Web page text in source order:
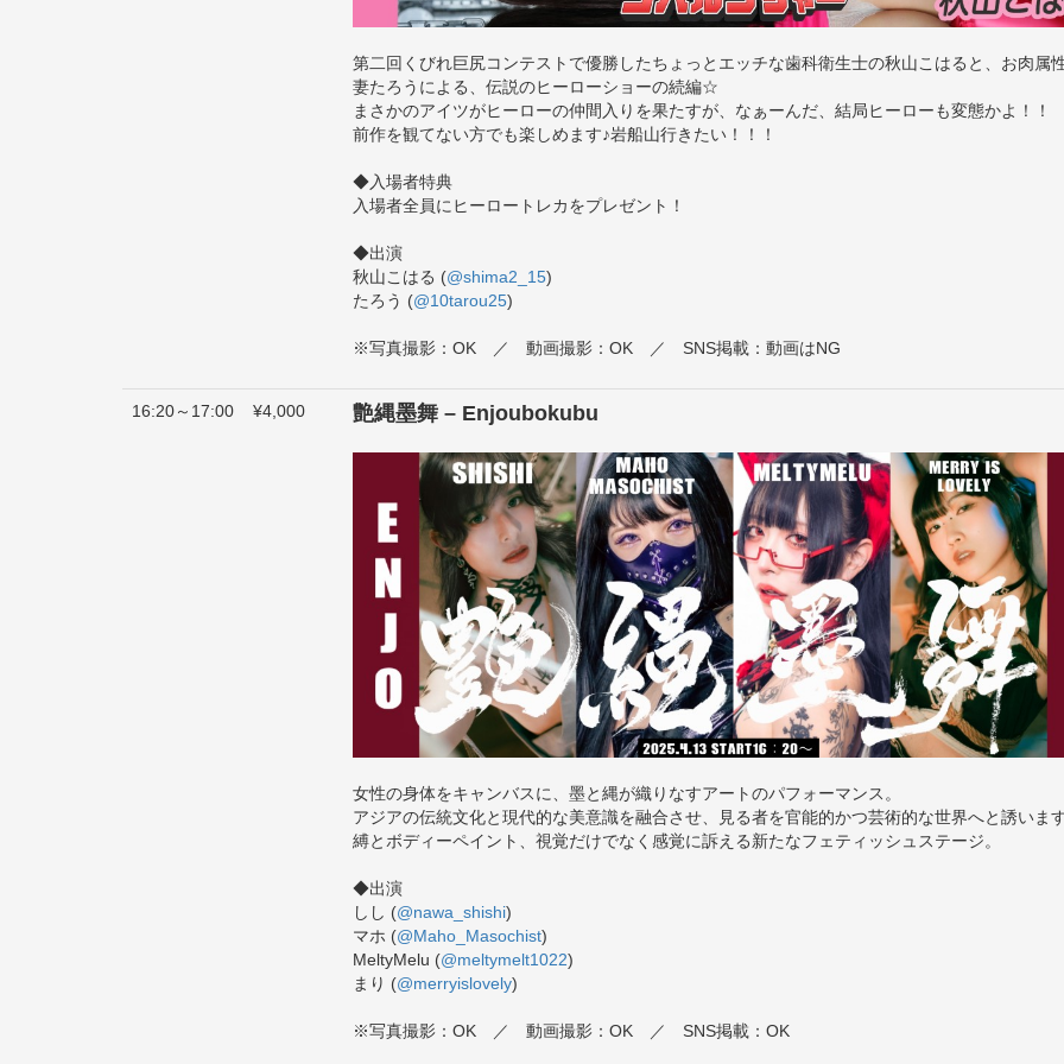
第二回くびれ巨尻コンテストで優勝したちょっとエッチな歯科衛生士の秋山こはると、お肉属
妻たろうによる、伝説のヒーローショーの続編☆
まさかのアイツがヒーローの仲間入りを果たすが、なぁーんだ、結局ヒーローも変態かよ！！
前作を観てない方でも楽しめます♪岩船山行きたい！！！
◆入場者特典
入場者全員にヒーロートレカをプレゼント！
◆出演
秋山こはる (@shima2_15)
たろう (@10tarou25)
※写真撮影：OK ／ 動画撮影：OK ／ SNS掲載：動画はNG
16:20～17:00 ¥4,000 艶縄墨舞 – Enjoubokubu
女性の身体をキャンバスに、墨と縄が織りなすアートのパフォーマンス。
アジアの伝統文化と現代的な美意識を融合させ、見る者を官能的かつ芸術的な世界へと誘いま
縛とボディーペイント、視覚だけでなく感覚に訴える新たなフェティッシュステージ。
◆出演
しし (@nawa_shishi)
マホ (@Maho_Masochist)
MeltyMelu (@meltymelt1022)
まり (@merryislovely)
※写真撮影：OK ／ 動画撮影：OK ／ SNS掲載：OK